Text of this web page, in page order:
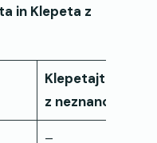
in Klepeta z
Klepetajte
z neznanci
–